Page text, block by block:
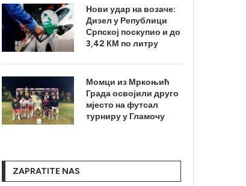
Нови удар на возаче:
Дизел у Републици
Српској поскупио и до
3,42 КМ по литру
Момци из Мркоњић
Града освојили друго
мјесто на футсал
турниру у Гламочу
ZAPRATITE NAS